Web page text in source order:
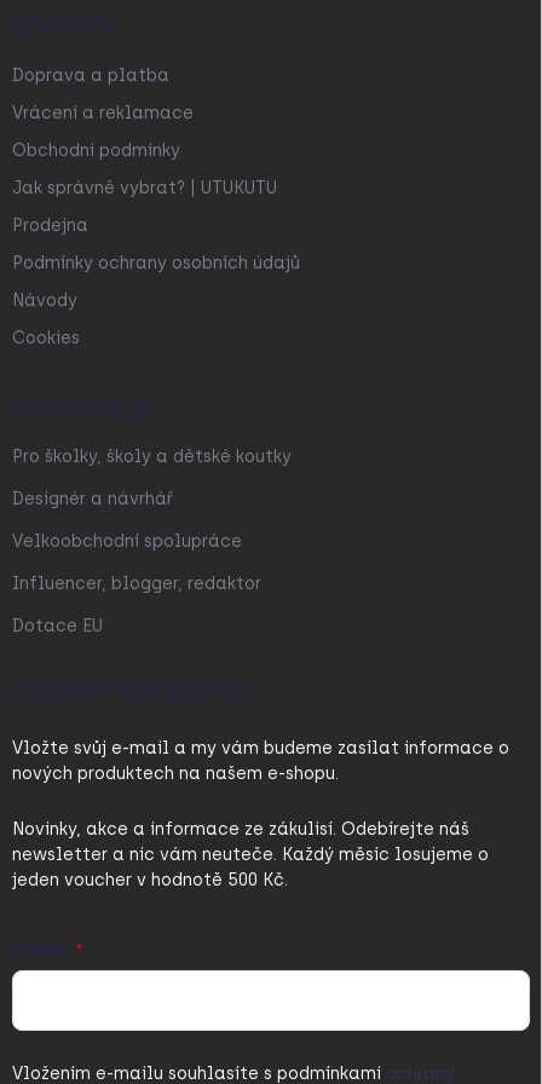
O NÁKUPU
Doprava a platba
Vrácení a reklamace
Obchodní podmínky
Jak správně vybrat? | UTUKUTU
Prodejna
Podmínky ochrany osobních údajů
Návody
Cookies
SPOLUPRÁCE
Pro školky, školy a dětské koutky
Designér a návrhář
Velkoobchodní spolupráce
Influencer, blogger, redaktor
Dotace EU
ODEBÍRAT NEWSLETTER
Vložte svůj e-mail a my vám budeme zasílat informace o
nových produktech na našem e-shopu.
Novinky, akce a informace ze zákulisí. Odebírejte náš
newsletter a nic vám neuteče. Každý měsíc losujeme o
jeden voucher v hodnotě 500 Kč.
E-MAIL
Vložením e-mailu souhlasíte s podmínkami ochrany